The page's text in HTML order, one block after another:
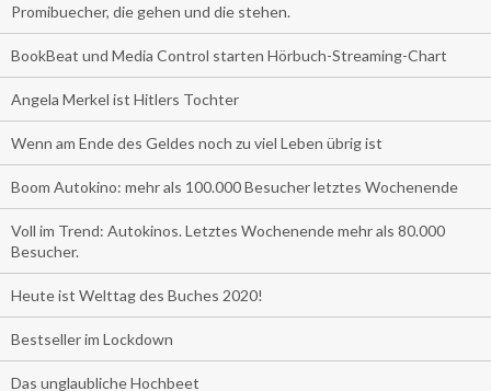
Promibuecher, die gehen und die stehen.
BookBeat und Media Control starten Hörbuch-Streaming-Chart
Angela Merkel ist Hitlers Tochter
Wenn am Ende des Geldes noch zu viel Leben übrig ist
Boom Autokino: mehr als 100.000 Besucher letztes Wochenende
Voll im Trend: Autokinos. Letztes Wochenende mehr als 80.000
Besucher.
Heute ist Welttag des Buches 2020!
Bestseller im Lockdown
Das unglaubliche Hochbeet